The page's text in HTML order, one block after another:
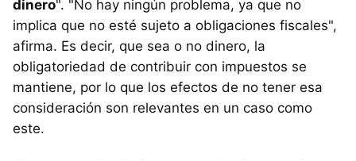
dinero". "No hay ningún problema, ya que no
implica que no esté sujeto a obligaciones fiscales",
afirma. Es decir, que sea o no dinero, la
obligatoriedad de contribuir con impuestos se
mantiene, por lo que los efectos de no tener esa
consideración son relevantes en un caso como
este.